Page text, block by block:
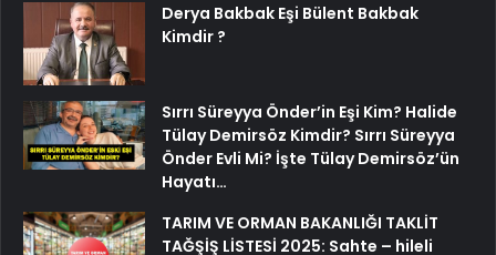
Derya Bakbak Eşi Bülent Bakbak
Kimdir ?
Sırrı Süreyya Önder’in Eşi Kim? Halide
Tülay Demirsöz Kimdir? Sırrı Süreyya
Önder Evli Mi? İşte Tülay Demirsöz’ün
Hayatı…
TARIM VE ORMAN BAKANLIĞI TAKLİT
TAĞŞİŞ LİSTESİ 2025: Sahte – hileli